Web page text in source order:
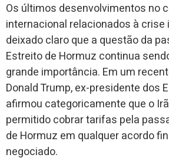
Os últimos desenvolvimentos no
internacional relacionados à crise
deixado claro que a questão da
Estreito de Hormuz continua
grande importância. Em um
Donald Trump, ex-presidente dos
afirmou categoricamente que o
permitido cobrar tarifas pela
de Hormuz em qualquer acordo
negociado.